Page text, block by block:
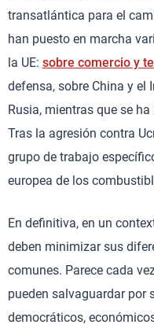
transatlántica para el
han puesto en marcha
la UE: sobre comercio y
defensa, sobre China y el
Rusia, mientras que se
Tras la agresión contra
grupo de trabajo
europea de los
En definitiva, en un
deben minimizar sus
comunes. Parece cada
pueden salvaguardar por
democráticos,